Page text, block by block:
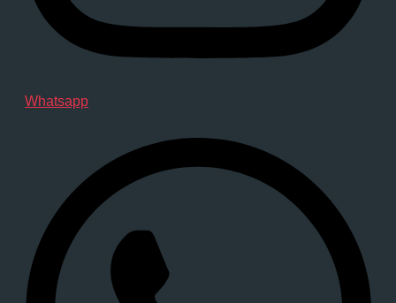
Whatsapp